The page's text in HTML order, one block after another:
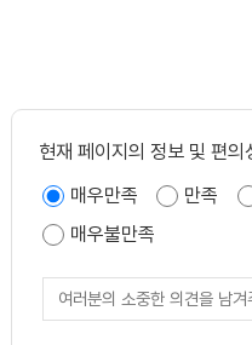
현재 페이지의 정보 및 편의
매우만족
만족
매우불만족